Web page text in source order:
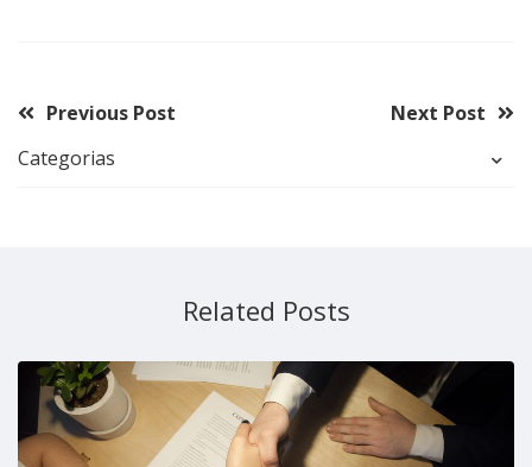
Previous Post
Next Post
Categorias
Related Posts